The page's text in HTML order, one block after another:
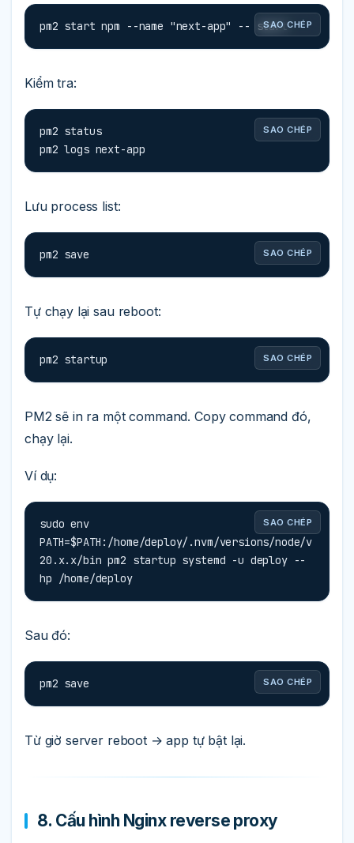
SAO CHÉP
pm2 start npm --name "next-app" -- start
Kiểm tra:
SAO CHÉP
pm2 status
pm2 logs next-app
Lưu process list:
SAO CHÉP
pm2 save
Tự chạy lại sau reboot:
SAO CHÉP
pm2 startup
PM2 sẽ in ra một command. Copy command đó,
chạy lại.
Ví dụ:
SAO CHÉP
sudo env
PATH=$PATH:/home/deploy/.nvm/versions/node/v
20.x.x/bin pm2 startup systemd -u deploy --
hp /home/deploy
Sau đó:
SAO CHÉP
pm2 save
Từ giờ server reboot → app tự bật lại.
8. Cấu hình Nginx reverse proxy